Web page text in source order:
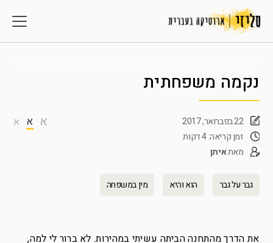
נקמה משפחתית
א א א
22 בפברואר, 2017
זמן קריאה: 4 דקות
מאתאיתן
גבר על גבר הוא והיא מין במשפחה
את הדרך מהתחנה הביתה עשיתי במהירות. לא ברור לי למה,